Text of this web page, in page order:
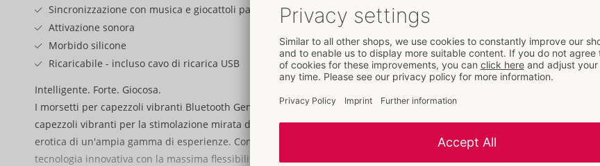
Sincronizzazione con musica e giocattoli partner
Attivazione sonora
Morbido silicone
Ricaricabile - incluso cavo di ricarica USB
Intelligente. Forte. Giocosa.
I morsetti per capezzoli vibranti Bluetooth Gemini di Lovense sono morsetti per
capezzoli vibranti per la stimolazione mirata dei capezzoli e per l'intensificazione
erotica di un'ampia gamma di esperienze. Combinano design ergonomico e
tecnologia innovativa con la massima flessibilità. La forza di pressione regolabile
Alle informazioni materiali
Taglia
Lunghezza: 23,3 cm
Confezione
Larghezza: